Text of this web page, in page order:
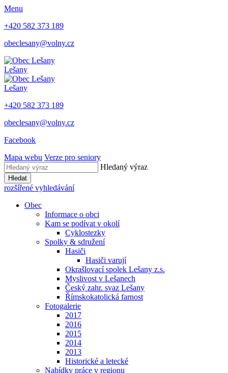
Menu
+420 582 373 189
obeclesany@volny.cz
Lešany
Lešany
+420 582 373 189
obeclesany@volny.cz
Facebook
Mapa webu Verze pro seniory
Hledaný výraz
Hledat
rozšířené vyhledávání
Obec
Informace o obci
Kam se podívat v okolí
Cyklostezky
Spolky & sdružení
Hasiči
Hasiči varují
Okrašlovací spolek Lešany z.s.
Myslivost v Lešanech
Český zahr. svaz Lešany
Římskokatolická farnost
Fotogalerie
2017
2016
2015
2014
2013
Historické a letecké
Nabídky práce v regionu